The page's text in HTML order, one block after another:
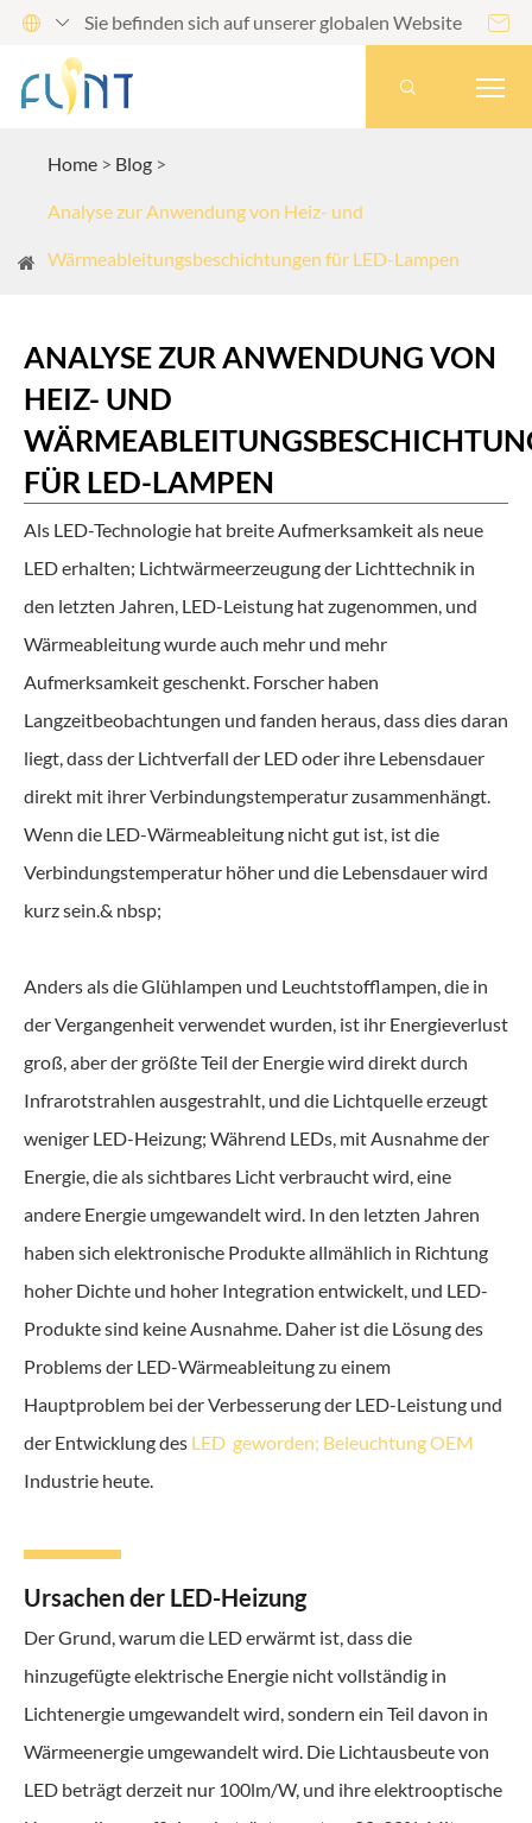
  Sie befinden sich auf unserer globalen Website 

Home Blog
Analyse zur Anwendung von Heiz- und
Wärmeableitungsbeschichtungen für LED-Lampen
ANALYSE ZUR ANWENDUNG VON
HEIZ- UND
FÜR LED-LAMPEN
Als LED-Technologie hat breite Aufmerksamkeit als neue
LED erhalten; Lichtwärmeerzeugung der Lichttechnik in
den letzten Jahren, LED-Leistung hat zugenommen, und
Wärmeableitung wurde auch mehr und mehr
Aufmerksamkeit geschenkt. Forscher haben
Langzeitbeobachtungen und fanden heraus, dass dies daran
liegt, dass der Lichtverfall der LED oder ihre Lebensdauer
direkt mit ihrer Verbindungstemperatur zusammenhängt.
Wenn die LED-Wärmeableitung nicht gut ist, ist die
Verbindungstemperatur höher und die Lebensdauer wird
kurz sein.& nbsp;
Anders als die Glühlampen und Leuchtstofflampen, die in
der Vergangenheit verwendet wurden, ist ihr Energieverlust
groß, aber der größte Teil der Energie wird direkt durch
Infrarotstrahlen ausgestrahlt, und die Lichtquelle erzeugt
weniger LED-Heizung; Während LEDs, mit Ausnahme der
Energie, die als sichtbares Licht verbraucht wird, eine
andere Energie umgewandelt wird. In den letzten Jahren
haben sich elektronische Produkte allmählich in Richtung
hoher Dichte und hoher Integration entwickelt, und LED-
Produkte sind keine Ausnahme. Daher ist die Lösung des
Problems der LED-Wärmeableitung zu einem
Hauptproblem bei der Verbesserung der LED-Leistung und
der Entwicklung des LED geworden; Beleuchtung OEM
Industrie heute.
Ursachen der LED-Heizung
Der Grund, warum die LED erwärmt ist, dass die
hinzugefügte elektrische Energie nicht vollständig in
Lichtenergie umgewandelt wird, sondern ein Teil davon in
Wärmeenergie umgewandelt wird. Die Lichtausbeute von
LED beträgt derzeit nur 100lm/W, und ihre elektrooptische